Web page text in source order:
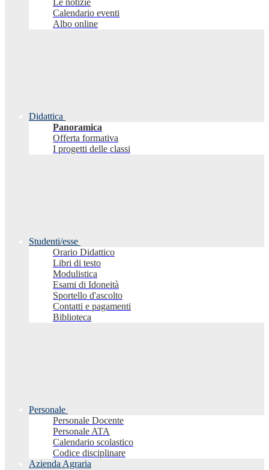
Le notizie
Calendario eventi
Albo online
Didattica
Panoramica
Offerta formativa
I progetti delle classi
Studenti/esse
Orario Didattico
Libri di testo
Modulistica
Esami di Idoneità
Sportello d'ascolto
Contatti e pagamenti
Biblioteca
Personale
Personale Docente
Personale ATA
Calendario scolastico
Codice disciplinare
Azienda Agraria